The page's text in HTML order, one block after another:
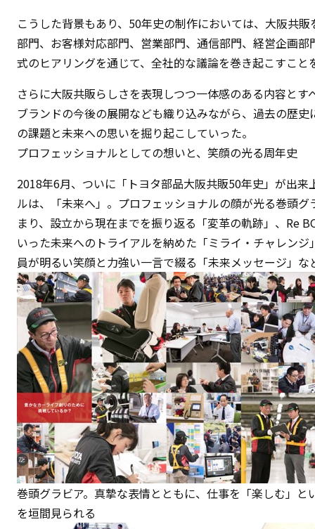
こうした背景もあり、50年史の制作においては、大阪共
部門、お客様対応部門、営業部門、通信部門、経営企画部
式のヒアリングを通じて、全社的な議論を巻き起こすこと
さらに大阪共販らしさを表現しつつ一体感のある内容とす
ブランドの今後の展開なども織り込みながら、過去の歴史
の課題と未来への思いを掘り起こしていった。
プロフェッショナルとしての想いと、笑顔の光る周年史
2018年6月、ついに「トヨタ部品大阪共販50年史」が出来
ルは、「未来へ」。プロフェッショナルの顔が光る巻頭グ
まり、設立から現在までを振り返る「変革の軌跡」、Re
いった未来へのトライアルを納めた「ミライ・チャレンジ
員が明るい笑顔と力強い一言で綴る「未来メッセージ」な
巻頭グラビア。真摯な表情とともに、仕事を「楽しむ」と
を垣間見られる